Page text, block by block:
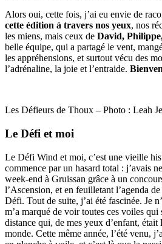
Alors oui, cette fois, j’ai eu envie de
cette édition à travers nos yeux, nos
les miens, mais ceux de David,
belle équipe, qui a partagé le vent,
les appréhensions, et surtout vécu des
l’adrénaline, la joie et l’entraide.
Les Défieurs de Thoux – Photo : Leah
Le Défi et moi
Le Défi Wind et moi, c’est une vieille
commence par un hasard total : j’avais
week-end à Gruissan grâce à un
l’Ascension, et en feuilletant l’agenda
Défi. Tout de suite, j’ai été fascinée. Je
m’a marqué de voir toutes ces voiles qui
distance qui, de mes yeux d’enfant,
monde. Cette même année, l’été venu,